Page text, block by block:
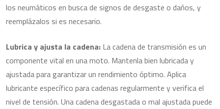
los neumáticos en busca de signos de desgaste o daños, y
reemplázalos si es necesario.
Lubrica y ajusta la cadena: La cadena de transmisión es un
componente vital en una moto. Mantenla bien lubricada y
ajustada para garantizar un rendimiento óptimo. Aplica
lubricante específico para cadenas regularmente y verifica el
nivel de tensión. Una cadena desgastada o mal ajustada puede